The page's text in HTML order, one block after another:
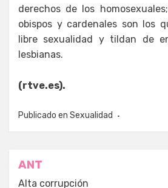
derechos de los
obispos y cardenales son los
libre sexualidad y tildan de
lesbianas.
(rtve.es).
Publicado en Sexualidad
Navegación
ANT
Alta corrupción